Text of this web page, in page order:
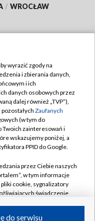
/ WROCŁAW
wyrazić zgody na
i zbierania danych,
i ich
danych osobowych przez
dalej również „TVP”),
pozostałych Zaufanych
(w tym do
Twoich zainteresowań i
wskazujemy poniżej, a
PPID do Google.
przez Ciebie naszych
w tym informacje
cookie, sygnalizatory
świadczenie
do serwisu